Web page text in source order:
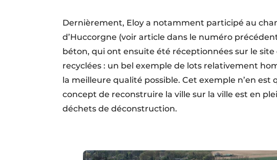
Dernièrement, Eloy a notamment participé au
d’Huccorgne (voir article dans le numéro
béton, qui ont ensuite été réceptionnées sur le
recyclées : un bel exemple de lots relativement
la meilleure qualité possible. Cet exemple n’en est
concept de reconstruire la ville sur la ville est en
déchets de déconstruction.